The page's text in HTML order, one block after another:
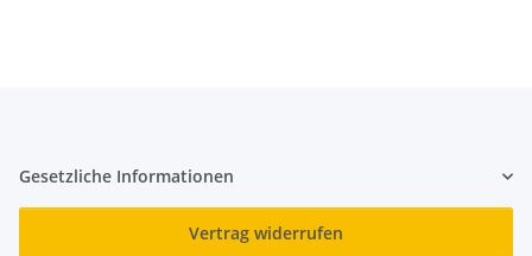
Gesetzliche Informationen
Vertrag widerrufen